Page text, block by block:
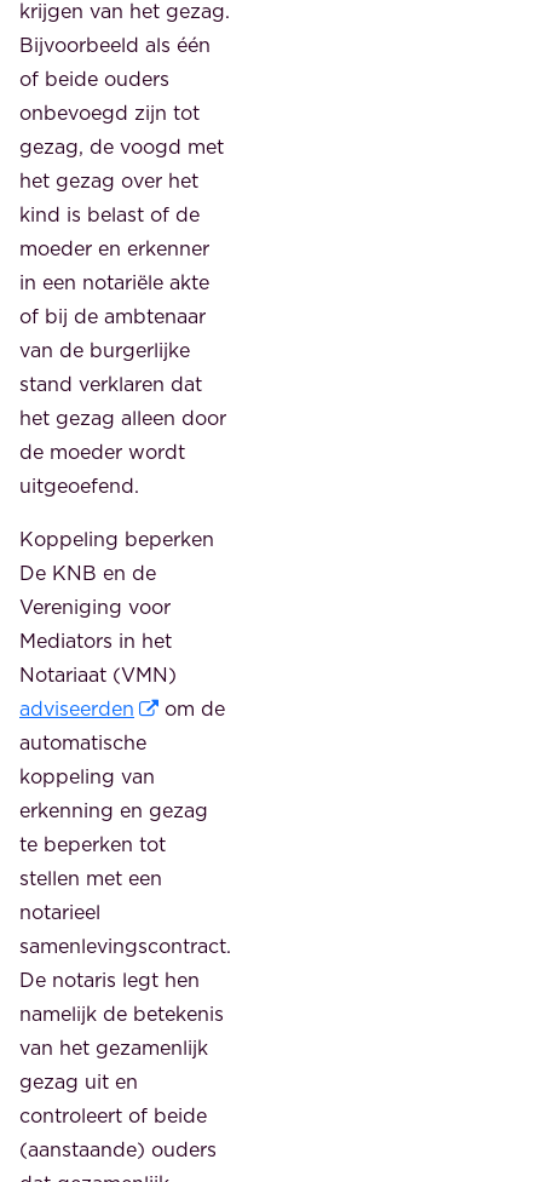
krijgen van het gezag.
Bijvoorbeeld als één
of beide ouders
onbevoegd zijn tot
gezag, de voogd met
het gezag over het
kind is belast of de
moeder en erkenner
in een notariële akte
of bij de ambtenaar
van de burgerlijke
stand verklaren dat
het gezag alleen door
de moeder wordt
uitgeoefend.
Koppeling beperken
De KNB en de
Vereniging voor
Mediators in het
Notariaat (VMN)
adviseerden
om de
automatische
koppeling van
erkenning en gezag
te beperken tot
stellen met een
notarieel
samenlevingscontract.
De notaris legt hen
namelijk de betekenis
van het gezamenlijk
gezag uit en
controleert of beide
(aanstaande) ouders